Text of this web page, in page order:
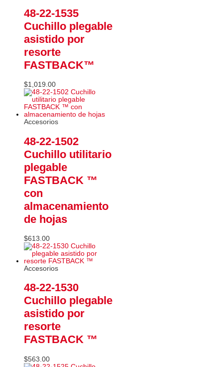
48-22-1535
Cuchillo plegable
asistido por
resorte
FASTBACK™
$1,019.00
Accesorios
48-22-1502
Cuchillo utilitario
plegable
FASTBACK ™
con
almacenamiento
de hojas
$613.00
Accesorios
48-22-1530
Cuchillo plegable
asistido por
resorte
FASTBACK ™
$563.00